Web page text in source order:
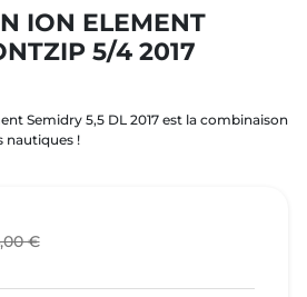
ION ELEMENT
5/4 2017
Semidry 5,5 DL 2017 est la combinaison
nautiques !
€